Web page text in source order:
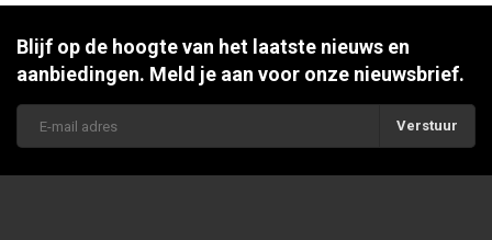
Blijf op de hoogte van het laatste nieuws en
aanbiedingen. Meld je aan voor onze nieuwsbrief.
Verstuur